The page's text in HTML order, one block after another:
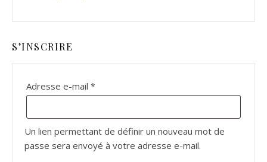
S’INSCRIRE
Adresse e-mail *
Un lien permettant de définir un nouveau mot de
passe sera envoyé à votre adresse e-mail.